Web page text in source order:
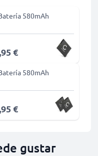
580mAh
€
580mAh
€
gustar